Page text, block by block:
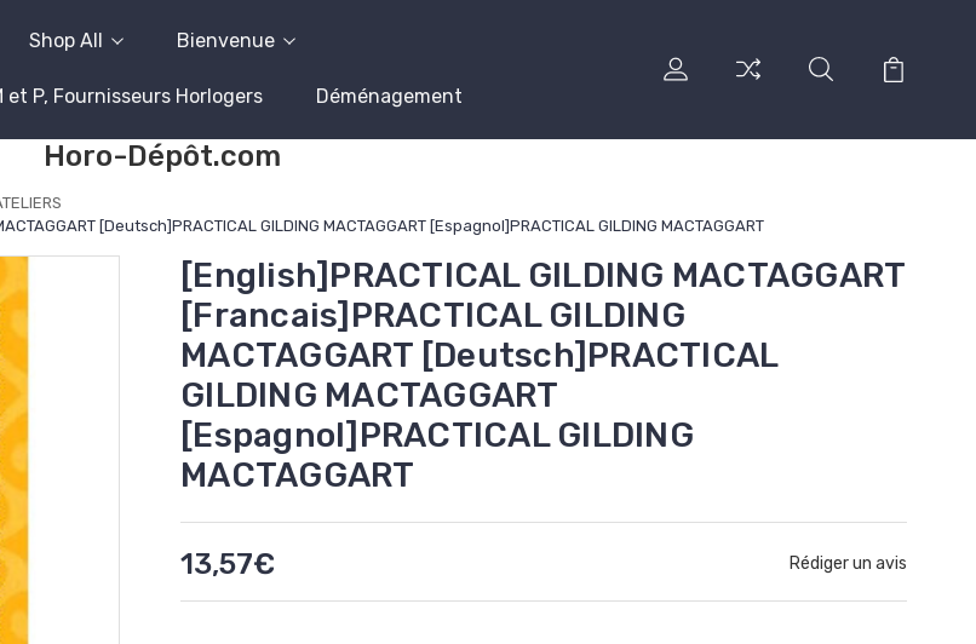
Shop All Bienvenue
et P, Fournisseurs Horlogers Déménagement
Horo-Dépôt.com
[Deutsch]PRACTICAL GILDING MACTAGGART [Espagnol]PRACTICAL GILDING MACTAGGART
[English]PRACTICAL GILDING MACTAGGART
[Francais]PRACTICAL GILDING
MACTAGGART [Deutsch]PRACTICAL
GILDING MACTAGGART
[Espagnol]PRACTICAL GILDING
MACTAGGART
13,57€ Rédiger un avis